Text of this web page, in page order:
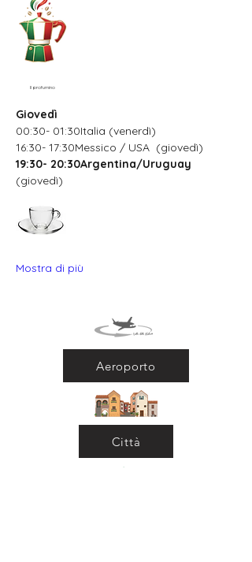
Il profumino
Giovedì
00:30- 01:30Italia (venerdì)
16:30- 17:30Messico / USA  (giovedì)
19:30- 20:30Argentina/Uruguay
(giovedì)
Mostra di più
Aeroporto
Città